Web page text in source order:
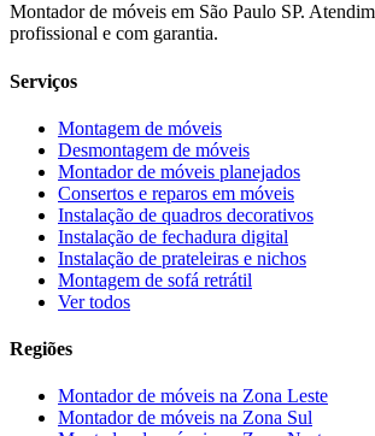
Montador de móveis em São Paulo SP.
profissional e com garantia.
Serviços
Montagem de móveis
Desmontagem de móveis
Montador de móveis planejados
Consertos e reparos em móveis
Instalação de quadros decorativos
Instalação de fechadura digital
Instalação de prateleiras e nichos
Montagem de sofá retrátil
Ver todos
Regiões
Montador de móveis na Zona Leste
Montador de móveis na Zona Sul